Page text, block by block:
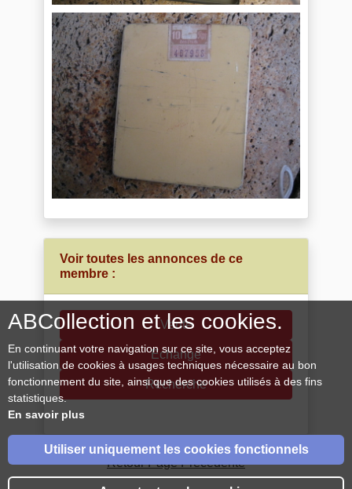
Voir toutes les annonces de ce
membre :
Vente
Echange
Recherche
Retour Page Précédente
ABCollection et les cookies.
En continuant votre navigation sur ce site, vous acceptez
l'utilisation de cookies à usages techniques nécessaire au bon
fonctionnement du site, ainsi que des cookies utilisés à des fins
statistiques.
En savoir plus
Utiliser uniquement les cookies fonctionnels